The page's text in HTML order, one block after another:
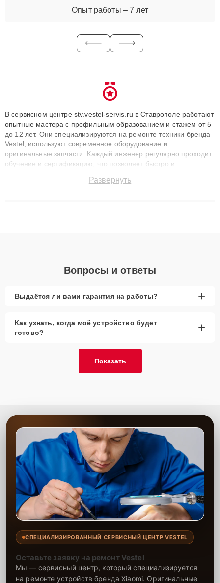
Опыт работы – 7 лет
В сервисном центре stv.vestel-servis.ru в Ставрополе работают
опытные мастера с профильным образованием и стажем от 5
до 12 лет. Они специализируются на ремонте техники бренда
Vestel, используют современное оборудование и
оригинальные запчасти. Каждый инженер регулярно проходит
обучение и сертификацию, что позволяет быстро и
сохранением гарантии до 3 лет. Наши мастера решают
Развернуть
Вопросы и ответы
Выдаётся ли вами гарантия на работы? +
Как узнать, когда моё устройство будет
готово?
+
Показать
СПЕЦИАЛИЗИРОВАННЫЙ СЕРВИСНЫЙ ЦЕНТР VESTEL
Оставьте заявку на ремонт Vestel
Мы — сервисный центр, который специализируется
на ремонте устройств бренда Xiaomi. Оригинальные